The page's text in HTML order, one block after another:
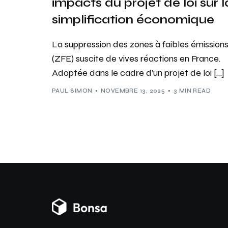
simplification économique
La suppression des zones à faibles émissions
(ZFE) suscite de vives réactions en France.
Adoptée dans le cadre d’un projet de loi […]
PAUL SIMON NOVEMBRE 13, 2025 3 MIN READ